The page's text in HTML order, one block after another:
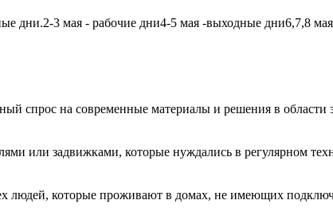
дни.2-3 мая - рабочие дни4-5 мая -выходные дни6,7,8
спрос на современные материалы и решения в области
или задвижками, которые нуждались в регулярном
людей, которые проживают в домах, не имеющих